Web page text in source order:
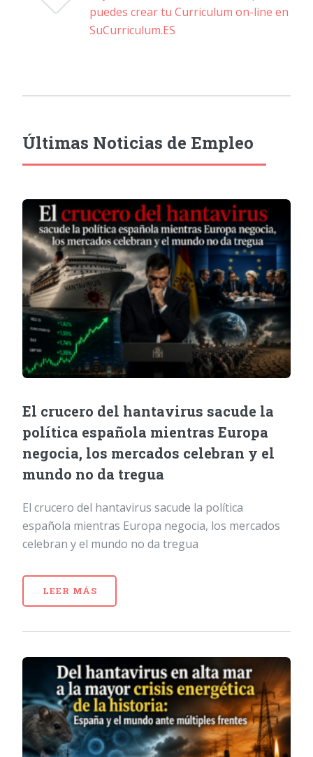
puedes crear tu Curriculum on-line en
SuCurriculum.ES
Últimas Noticias de Empleo
El crucero del hantavirus sacude la
política española mientras Europa
negocia, los mercados celebran y el
mundo no da tregua
El crucero del hantavirus sacude la política
española mientras Europa negocia, los mercados
celebran y el mundo no da tregua
LEER MÁS